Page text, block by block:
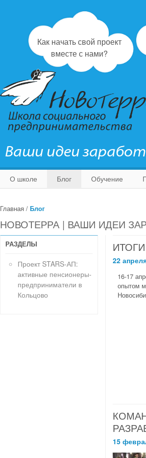
Как начать свой проект
вместе с нами?
Ваши идеи
О школе Блог Обучение
Главная / Блог
НОВОТЕРРА | ВАШИ ИДЕИ
РАЗДЕЛЫ
Проект STARS-АП:
активные пенсионеры-
предприниматели в
Кольцово
22
16-17
опытом
15